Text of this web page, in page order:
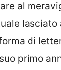
al
lasciato
di
primo